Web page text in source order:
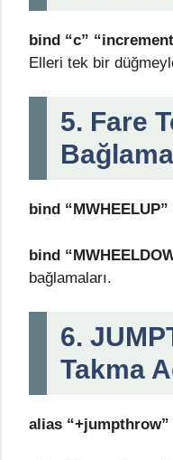
bind “c”
Elleri tek bir
5. Fare
bind
bind
bağlamaları.
6.
Takma
alias